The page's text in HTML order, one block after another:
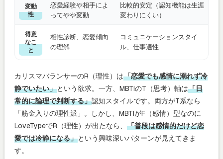
変動
性
恋愛経験や相手によ
ってやや変動
比較的安定（認知機能は生涯
変わりにくい）
得意
なこ
と
相性診断、恋愛傾向
の理解
コミュニケーションスタイ
ル、仕事適性
カリスマバランサーのR（理性）は「恋愛でも感情に溺れず冷
静でいたい」という欲求。一方、MBTIのT（思考）軸は「日
常的に論理で判断する」認知スタイルです。両方がT系なら
「筋金入りの理性派」。しかし、MBTIがF（感情）型なのに
LoveTypeでR（理性）が出たなら、 「普段は感情的だけど恋
愛では冷静になる」という興味深いパターンが見えてきま
す。